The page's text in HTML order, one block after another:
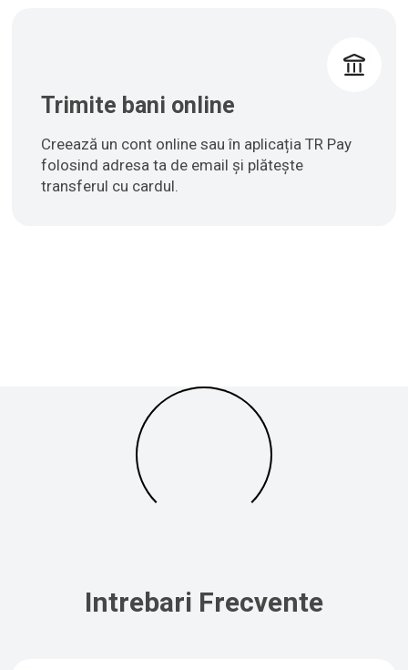
Trimite bani online
Creează un cont online sau în aplicația TR Pay
folosind adresa ta de email și plătește
transferul cu cardul.
Intrebari Frecvente